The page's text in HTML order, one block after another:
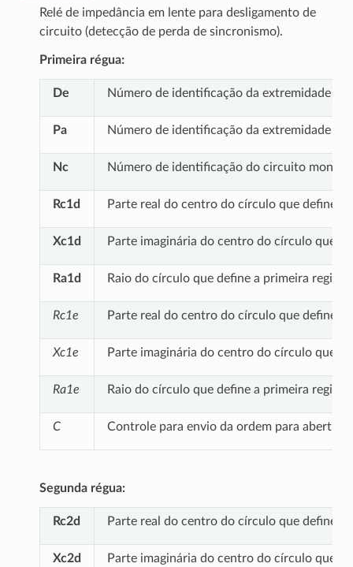
Relé de impedância em lente para desligamento de
circuito (detecção de perda de sincronismo).
Primeira régua:
De Número de identificação da extremidade
Pa Número de identificação da extremidade
Nc Número de identificação do circuito
Rc1d Parte real do centro do círculo que define a
Xc1d Parte imaginária do centro do círculo que
Ra1d Raio do círculo que define a primeira região
Rc1e Parte real do centro do círculo que define
Xc1e Parte imaginária do centro do círculo que
Ra1e Raio do círculo que define a primeira
C Controle para envio da ordem para
Segunda régua:
Rc2d Parte real do centro do círculo que define a
Xc2d Parte imaginária do centro do círculo que